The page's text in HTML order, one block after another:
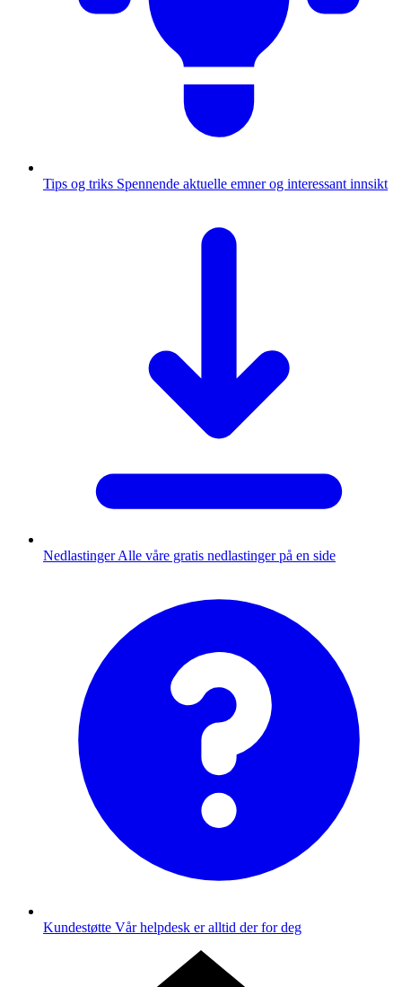
Tips og triks Spennende aktuelle emner og interessant innsikt
Nedlastinger Alle våre gratis nedlastinger på en side
Kundestøtte Vår helpdesk er alltid der for deg